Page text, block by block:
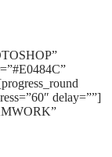
delay=””]